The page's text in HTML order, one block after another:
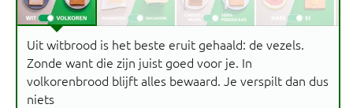
Uit witbrood is het beste eruit gehaald: de vezels.
Zonde want die zijn juist goed voor je. In
volkorenbrood blijft alles bewaard. Je verspilt dan dus
niets